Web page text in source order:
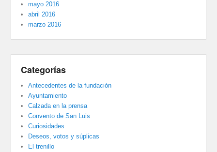
mayo 2016
abril 2016
marzo 2016
Categorías
Antecedentes de la fundación
Ayuntamiento
Calzada en la prensa
Convento de San Luis
Curiosidades
Deseos, votos y súplicas
El trenillo